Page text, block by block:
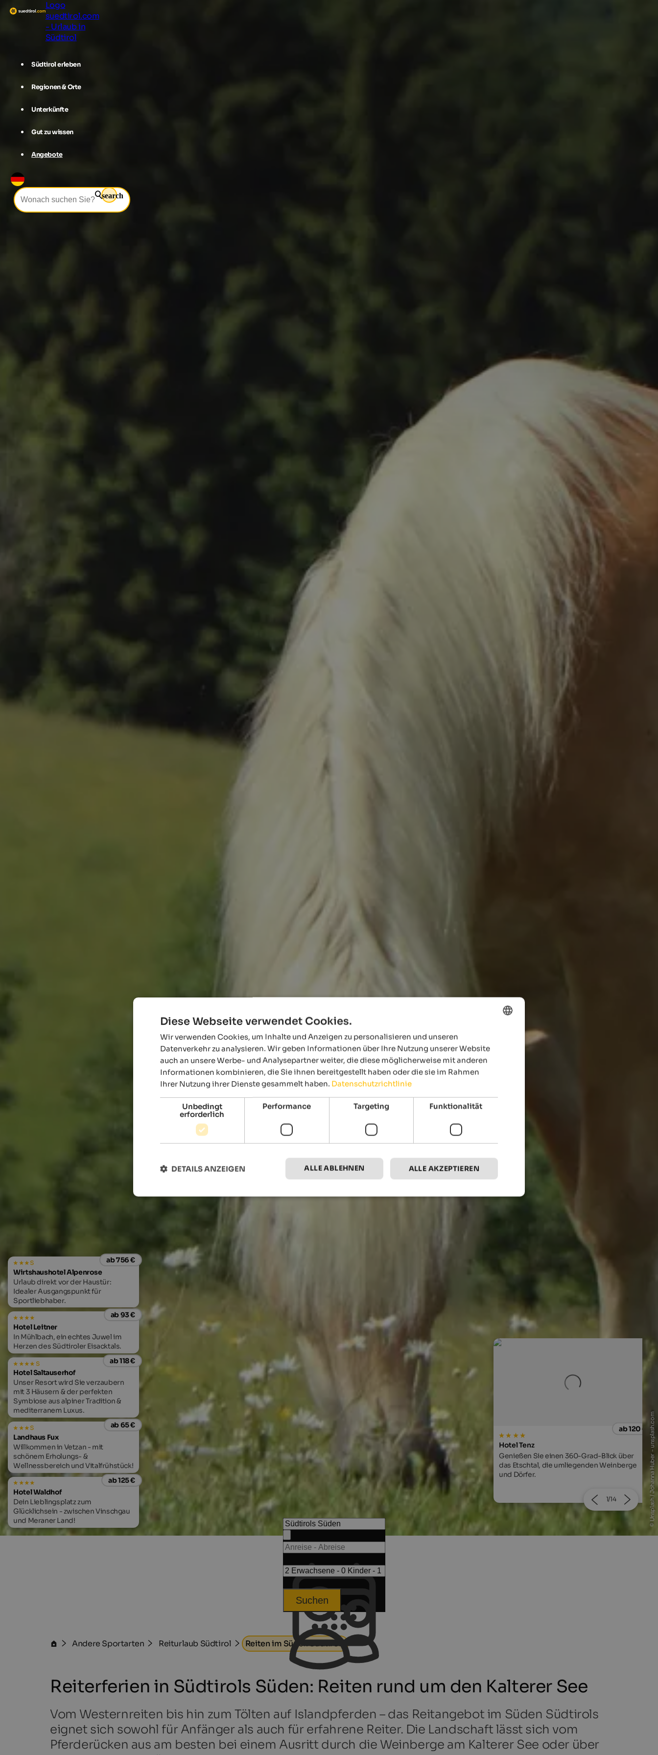
Logo
suedtirol.com
- Urlaub in
Südtirol
Südtirol erleben
Regionen & Orte
Unterkünfte
Gut zu wissen
Angebote
search
ab 756 €
s
Wirtshaushotel Alpenrose
Urlaub direkt vor der Haustür:
Idealer Ausgangspunkt für
Sportliebhaber.
ab 93 €
Hotel Leitner
In Mühlbach, ein echtes Juwel im
Herzen des Südtiroler Eisacktals.
ab 118 €
s
Hotel Saltauserhof
Unser Resort wird Sie verzaubern
mit 3 Häusern & der perfekten
Symbiose aus alpiner Tradition &
mediterranem Luxus.
ab 65 €
s
Landhaus Fux
Willkommen in Vetzan - mit
schönem Erholungs- &
Wellnessbereich und Vitalfrühstück!
ab 125 €
Hotel Waldhof
Dein Lieblingsplatz zum
Glücklichsein - zwischen Vinschgau
und Meraner Land!
Hotel Tenz
Genießen Sie einen 360-Grad-Blick über
das Etschtal, die umliegenden Weinberge
und Dörfer.
ab 163
VIKTORIA ALPINE HIDEAWAY
Genießen Sie Ihre Pause im einzigartigen
waldSPA auf über 6000m²!
2/14 © Unsplash / Johanna Huber - unsplash.com
Suchen
Andere Sportarten Reiturlaub Südtirol Reiten im Süden Südtirols
Reiterferien in Südtirols Süden: Reiten rund um den Kalterer See
Vom Westernreiten bis hin zum Tölten auf Islandpferden – das Reitangebot im Süden Südtirols
eignet sich sowohl für Anfänger als auch für erfahrene Reiter. Die Landschaft lässt sich vom
Pferderücken aus am besten bei einem Ausritt durch die Weinberge am Kalterer See oder über
GERMAN
Diese Webseite verwendet Cookies.
Wir verwenden Cookies, um Inhalte und Anzeigen zu personalisieren und unseren
Datenverkehr zu analysieren. Wir geben Informationen über Ihre Nutzung unserer Website
auch an unsere Werbe- und Analysepartner weiter, die diese möglicherweise mit anderen
Informationen kombinieren, die Sie ihnen bereitgestellt haben oder die sie im Rahmen
Ihrer Nutzung ihrer Dienste gesammelt haben. Datenschutzrichtlinie
Unbedingt
erforderlich
Performance Targeting Funktionalität
ALLE AKZEPTIEREN
ALLE ABLEHNEN
DETAILS ANZEIGEN